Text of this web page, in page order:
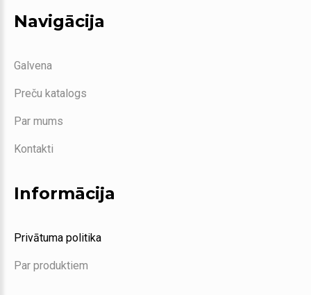
Navigācija
Galvena
Preču katalogs
Par mums
Kontakti
Informācija
Privātuma politika
Par produktiem